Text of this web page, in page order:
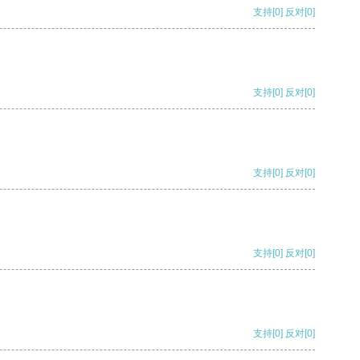
支持[0] 反对[0]
支持[0] 反对[0]
支持[0] 反对[0]
支持[0] 反对[0]
支持[0] 反对[0]